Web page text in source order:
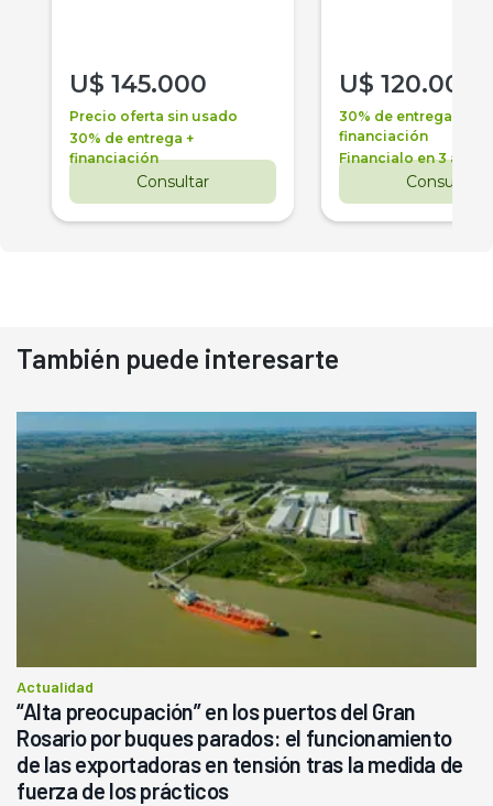
U$ 145.000
Precio oferta sin usado
30% de entrega +
financiación
Consultar
U$ 120.000
30% de entrega +
financiación
Financialo en 3 años
Consultar
También puede interesarte
Actualidad
“Alta preocupación” en los puertos del Gran
Rosario por buques parados: el funcionamiento
de las exportadoras en tensión tras la medida de
fuerza de los prácticos